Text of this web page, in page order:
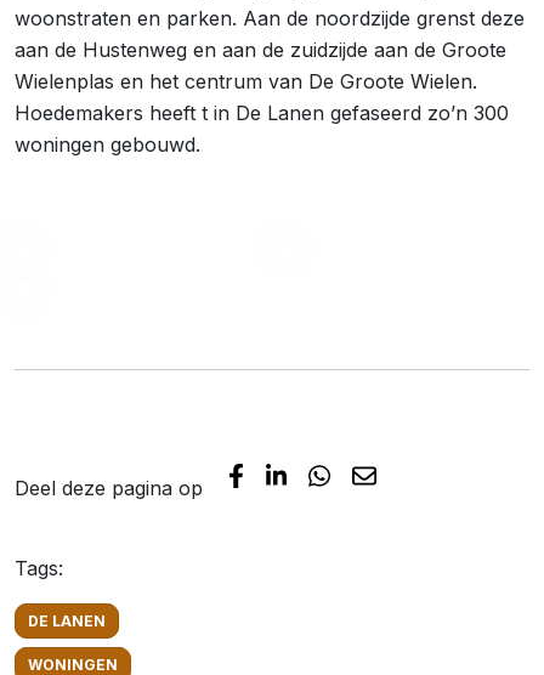
woonstraten en parken. Aan de noordzijde grenst deze
aan de Hustenweg en aan de zuidzijde aan de Groote
Wielenplas en het centrum van De Groote Wielen.
Hoedemakers heeft t in De Lanen gefaseerd zo’n 300
woningen gebouwd.
Deel deze pagina op
Tags:
DE LANEN
WONINGEN